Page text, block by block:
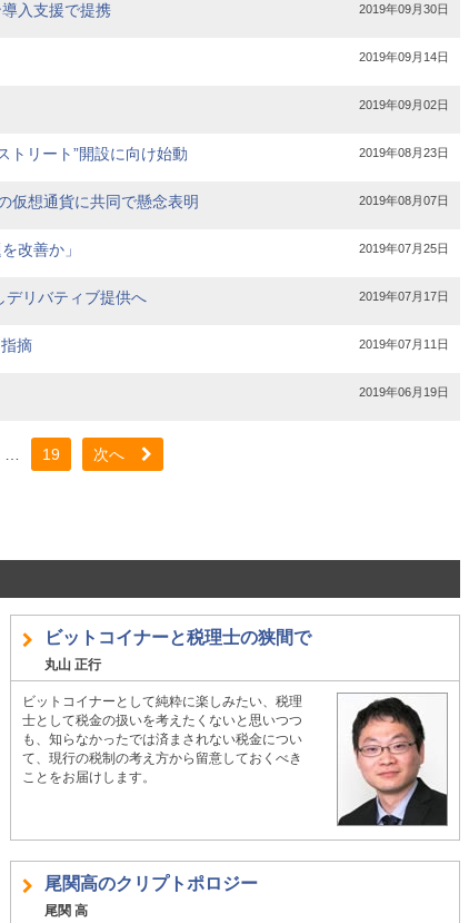
入支援で提携 2019年09月30日
2019年09月14日
2019年09月02日
トリート”開設に向け始動 2019年08月23日
仮想通貨に共同で懸念表明 2019年08月07日
改善か」 2019年07月25日
デリバティブ提供へ 2019年07月17日
摘 2019年07月11日
2019年06月19日
19 次へ
ビットコイナーと税理士の狭間で
丸山 正行
ビットコイナーとして純粋に楽しみたい、税理
士として税金の扱いを考えたくないと思いつつ
も、知らなかったでは済まされない税金につい
て、現行の税制の考え方から留意しておくべき
ことをお届けします。
尾関高のクリプトポロジー
尾関 高